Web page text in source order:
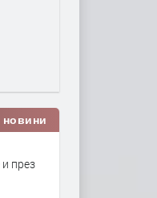
през